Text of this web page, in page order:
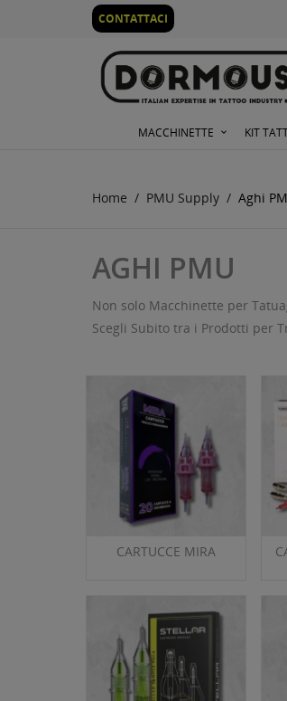
CONTATTACI
MACCHINETTE KIT
Home PMU Supply Aghi
AGHI PMU
Non solo Macchinette per
Scegli Subito tra i Prodotti per
CARTUCCE MIRA